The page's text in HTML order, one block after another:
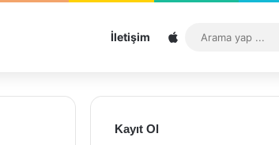
İletişim Sitemap
Kayıt Ol